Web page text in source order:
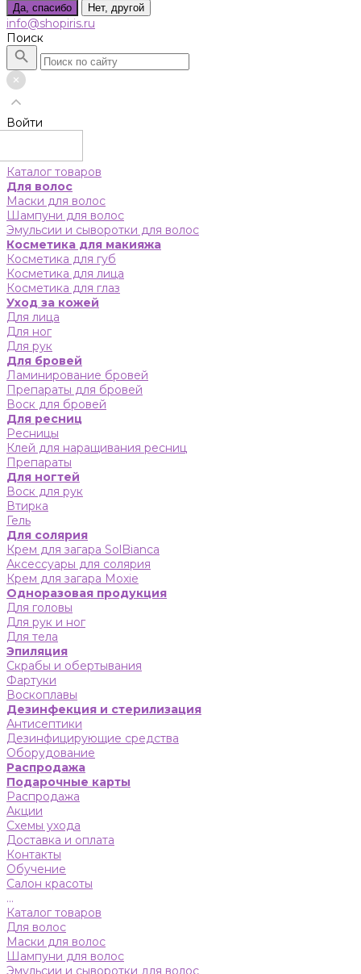
Да, спасибо Нет, другой
info@shopiris.ru
Поиск
Войти
Каталог товаров
Для волос
Маски для волос
Шампуни для волос
Эмульсии и сыворотки для волос
Косметика для макияжа
Косметика для губ
Косметика для лица
Косметика для глаз
Уход за кожей
Для лица
Для ног
Для рук
Для бровей
Ламинирование бровей
Препараты для бровей
Воск для бровей
Для ресниц
Ресницы
Клей для наращивания ресниц
Препараты
Для ногтей
Воск для рук
Втирка
Гель
Для солярия
Крем для загара SolBianca
Аксессуары для солярия
Крем для загара Moxie
Одноразовая продукция
Для головы
Для рук и ног
Для тела
Эпиляция
Скрабы и обертывания
Фартуки
Воскоплавы
Дезинфекция и стерилизация
Антисептики
Дезинфицирующие средства
Оборудование
Распродажа
Подарочные карты
Распродажа
Акции
Схемы ухода
Доставка и оплата
Контакты
Обучение
Салон красоты
...
Каталог товаров
Для волос
Маски для волос
Шампуни для волос
Эмульсии и сыворотки для волос